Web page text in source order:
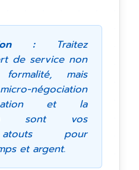
:Traitez
de service non
mais
négociation
et la
sont vos
pour
et argent.